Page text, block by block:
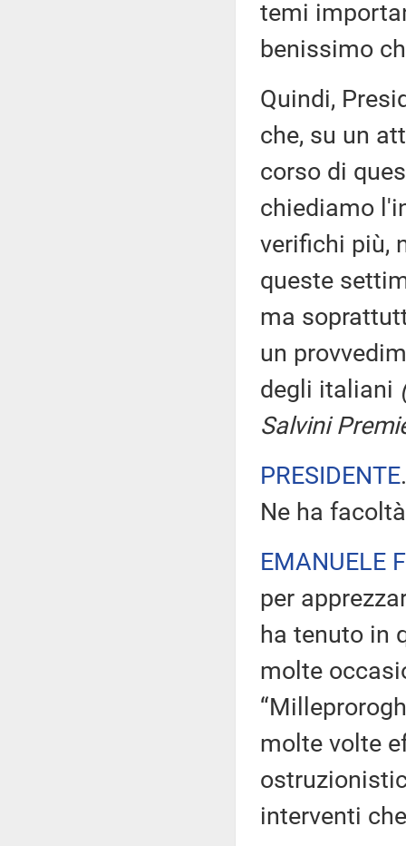
temi
benissimo
Quindi,
che, su un
corso di
chiediamo
verifichi più,
queste
ma
un
degli italiani
Salvini
PRESIDENTE
Ne ha
EMANUELE
per
ha tenuto in
molte
molte volte
interventi